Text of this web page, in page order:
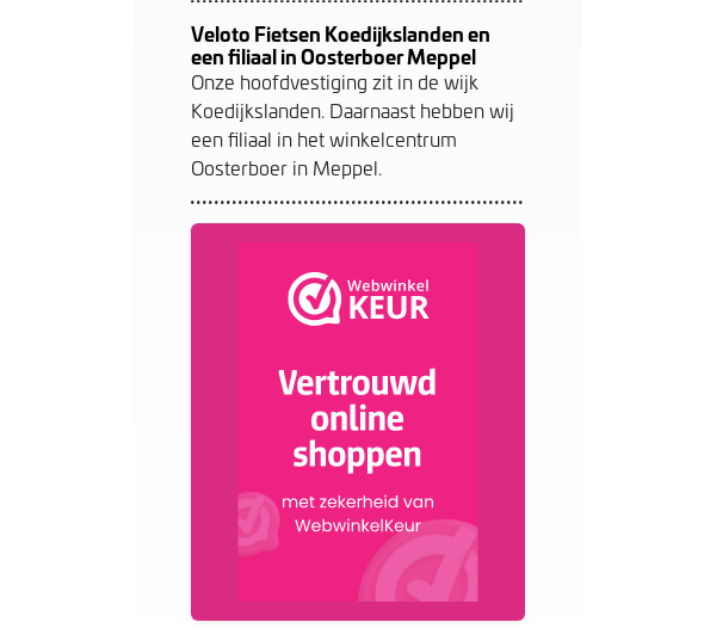
Veloto Fietsen Koedijkslanden en
een filiaal in Oosterboer Meppel
Onze hoofdvestiging zit in de wijk
Koedijkslanden. Daarnaast hebben wij
een filiaal in het winkelcentrum
Oosterboer in Meppel.